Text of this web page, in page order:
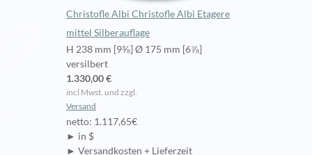
Christofle Albi Christofle Albi Etagere
mittel Silberauflage
H 238 mm [9⅜] Ø 175 mm [6⅞]
versilbert
1.330,00 €
incl Mwst. und zzgl.
Versand
netto: 1.117,65€
► in $
► Versandkosten + Lieferzeit